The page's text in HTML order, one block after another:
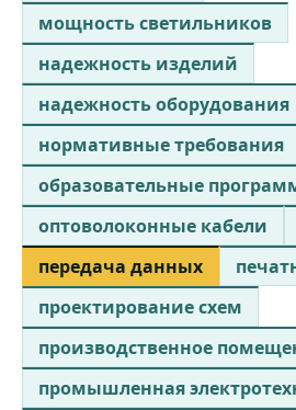
мощность светильников
надежность изделий
надежность оборудования
нормативные требования
образовательные
оптоволоконные кабели
передача данных
проектирование схем
производственное
промышленная